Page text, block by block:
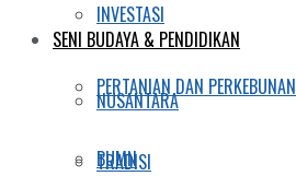
SENI BUDAYA & PENDIDIKAN
NUSANTARA
TRADISI
INVESTASI
PERTANIAN DAN PERKEBUNAN
BUMN